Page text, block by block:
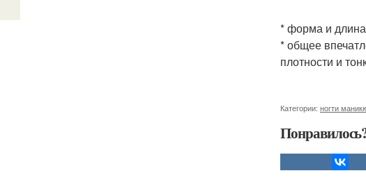
* форма и
* общее
плотности и
Категории: ногти